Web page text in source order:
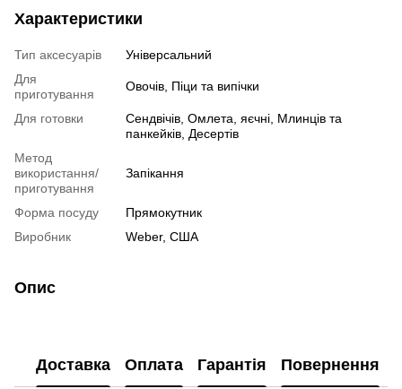
Характеристики
Тип аксесуарів
Універсальний
Для
приготування
Овочів, Піци та випічки
Для готовки
Сендвічів, Омлета, яєчні, Млинців та
панкейків, Десертів
Метод
використання/
приготування
Запікання
Форма посуду
Прямокутник
Виробник
Weber, США
Опис
Доставка Оплата Гарантія Повернення